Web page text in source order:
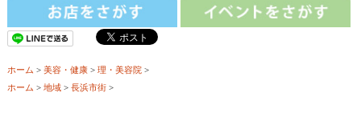
ホーム > 美容・健康> 理・美容院>
ホーム > 地域> 長浜市街>